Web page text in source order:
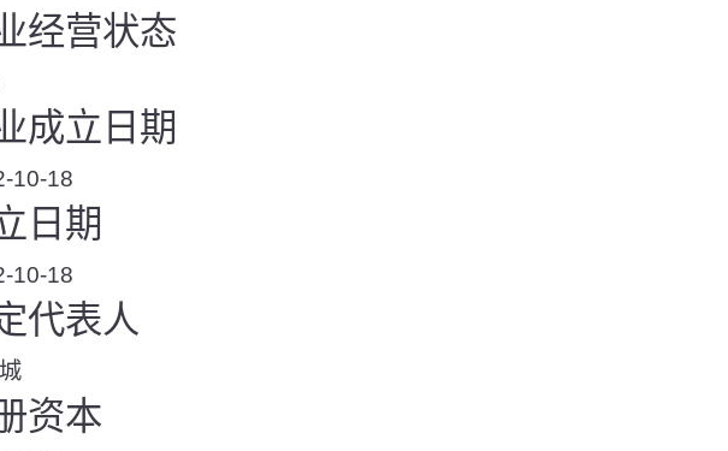
经营状态
成立日期
10-18
日期
10-18
代表人
资本